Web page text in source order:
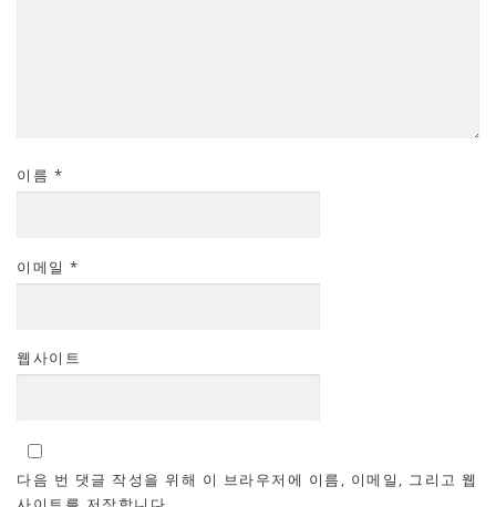
이름 *
이메일 *
웹사이트
다음 번 댓글 작성을 위해 이 브라우저에 이름, 이메일, 그리고 웹